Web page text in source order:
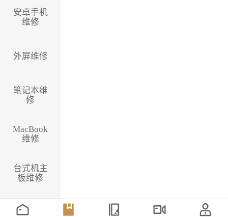
安卓手机
维修
外屏维修
笔记本维
修
MacBook
维修
台式机主
板维修
国产CPU